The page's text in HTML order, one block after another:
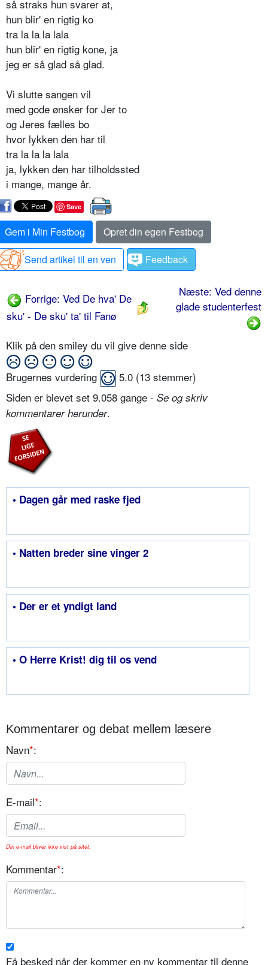
så straks hun svarer at,
hun blir' en rigtig ko
tra la la la lala
hun blir' en rigtig kone, ja
jeg er så glad så glad.
Vi slutte sangen vil
med gode ønsker for Jer to
og Jeres fælles bo
hvor lykken den har til
tra la la la lala
ja, lykken den har tilholdssted
i mange, mange år.
Save
Gem i Min Festbog
Opret din egen Festbog
Send artikel til en ven
Feedback
Forrige: Ved De hva' De
sku' - De sku' ta' til Fanø
Næste: Ved denne
glade studenterfest
Klik på den smiley du vil give denne side
Brugernes vurdering 5.0 (13 stemmer)
Siden er blevet set 9.058 gange - Se og skriv
kommentarer herunder.
• Dagen går med raske fjed
• Natten breder sine vinger 2
• Der er et yndigt land
• O Herre Krist! dig til os vend
Kommentarer og debat mellem læsere
Navn*:
E-mail*:
Din e-mail bliver ikke vist på sitet.
Kommentar*:
Få besked når der kommer en ny kommentar til denne